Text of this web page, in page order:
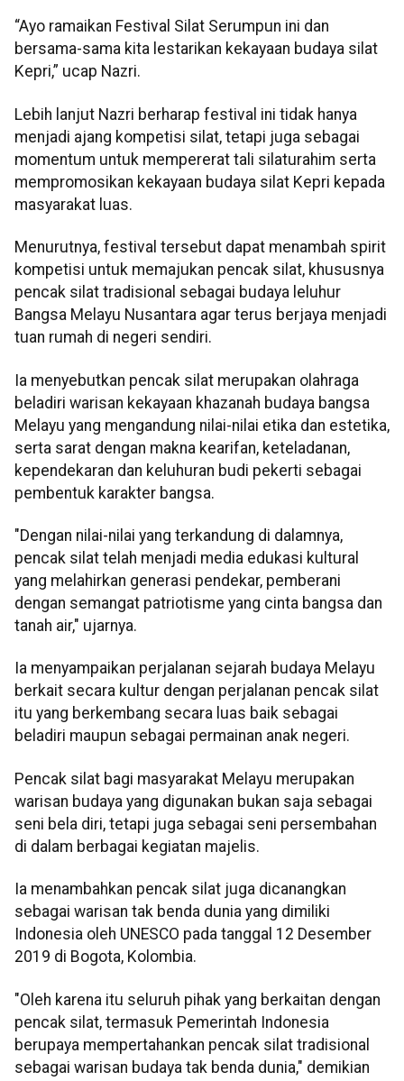
“Ayo ramaikan Festival Silat Serumpun ini dan
bersama-sama kita lestarikan kekayaan budaya silat
Kepri,” ucap Nazri.
Lebih lanjut Nazri berharap festival ini tidak hanya
menjadi ajang kompetisi silat, tetapi juga sebagai
momentum untuk mempererat tali silaturahim serta
mempromosikan kekayaan budaya silat Kepri kepada
masyarakat luas.
Menurutnya, festival tersebut dapat menambah spirit
kompetisi untuk memajukan pencak silat, khususnya
pencak silat tradisional sebagai budaya leluhur
Bangsa Melayu Nusantara agar terus berjaya menjadi
tuan rumah di negeri sendiri.
Ia menyebutkan pencak silat merupakan olahraga
beladiri warisan kekayaan khazanah budaya bangsa
Melayu yang mengandung nilai-nilai etika dan estetika,
serta sarat dengan makna kearifan, keteladanan,
kependekaran dan keluhuran budi pekerti sebagai
pembentuk karakter bangsa.
"Dengan nilai-nilai yang terkandung di dalamnya,
pencak silat telah menjadi media edukasi kultural
yang melahirkan generasi pendekar, pemberani
dengan semangat patriotisme yang cinta bangsa dan
tanah air," ujarnya.
Ia menyampaikan perjalanan sejarah budaya Melayu
berkait secara kultur dengan perjalanan pencak silat
itu yang berkembang secara luas baik sebagai
beladiri maupun sebagai permainan anak negeri.
Pencak silat bagi masyarakat Melayu merupakan
warisan budaya yang digunakan bukan saja sebagai
seni bela diri, tetapi juga sebagai seni persembahan
di dalam berbagai kegiatan majelis.
Ia menambahkan pencak silat juga dicanangkan
sebagai warisan tak benda dunia yang dimiliki
Indonesia oleh UNESCO pada tanggal 12 Desember
2019 di Bogota, Kolombia.
"Oleh karena itu seluruh pihak yang berkaitan dengan
pencak silat, termasuk Pemerintah Indonesia
berupaya mempertahankan pencak silat tradisional
sebagai warisan budaya tak benda dunia," demikian